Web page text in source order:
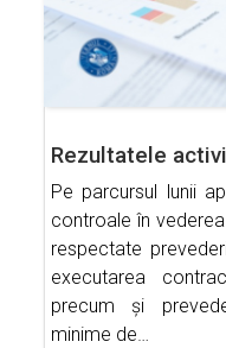
Rezultatele
Pe parcursul lunii
controale în
respectate
executarea
precum și
minime de…